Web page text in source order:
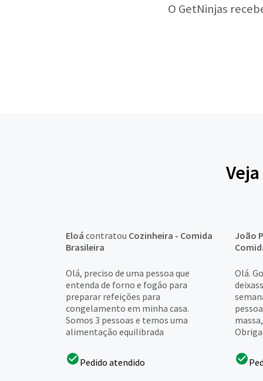
O GetNinjas
Eloá contratou Cozinheira - Comida
Brasileira
Olá, preciso de uma pessoa que
entenda de forno e fogão para
preparar refeições para
congelamento em minha casa.
Somos 3 pessoas e temos uma
alimentação equilibrada
Pedido atendido
João
Olá.